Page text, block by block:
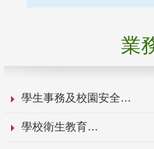
業
學生事務及校園安全
學校衛生教育